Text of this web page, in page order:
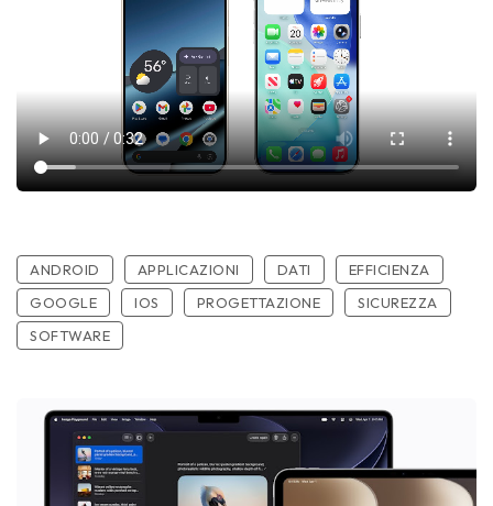
ANDROID APPLICAZIONI DATI
EFFICIENZA
GOOGLE
IOS PROGETTAZIONE
SICUREZZA
SOFTWARE